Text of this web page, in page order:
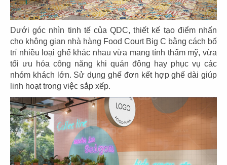
Dưới góc nhìn tinh tế của QDC, thiết kế tạo điểm nhấn
cho không gian nhà hàng Food Court Big C bằng cách bố
trí nhiều loại ghế khác nhau vừa mang tính thẩm mỹ, vừa
tối ưu hóa công năng khi quán đông hay phục vụ các
nhóm khách lớn. Sử dụng ghế đơn kết hợp ghế dài giúp
linh hoạt trong việc sắp xếp.
57
SOM TUM THAI
CN Vincom 3/2
58
SOM TUM THAI
59